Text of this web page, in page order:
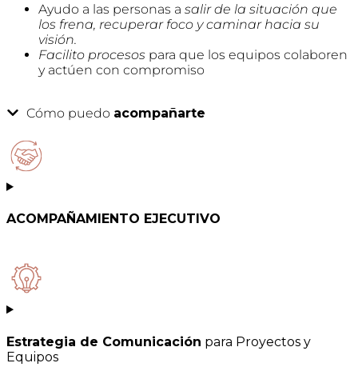
Ayudo a las personas a salir de la situación que
los frena, recuperar foco y caminar hacia su
visión.
Facilito procesos para que los equipos colaboren
y actúen con compromiso
Cómo puedo acompañarte
ACOMPAÑAMIENTO EJECUTIVO
Estrategia de Comunicación para Proyectos y
Equipos